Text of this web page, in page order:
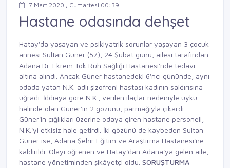
7 Mart 2020 , Cumartesi 00:39
Hastane odasında dehşet
Hatay'da yaşayan ve psikiyatrik sorunlar yaşayan 3 çocuk
annesi Sultan Güner (57), 24 Şubat günü, ailesi tarafından
Adana Dr. Ekrem Tok Ruh Sağlığı Hastanesi'nde tedavi
altına alındı. Ancak Güner hastanedeki 6'ncı gününde, aynı
odada yatan N.K. adlı şizofreni hastası kadının saldırısına
uğradı. İddiaya göre N.K., verilen ilaçlar nedeniyle uyku
halinde olan Güner'in 2 gözünü, parmağıyla çıkardı.
Güner'in çığlıkları üzerine odaya giren hastane personeli,
N.K.'yi etkisiz hale getirdi. İki gözünü de kaybeden Sultan
Güner ise, Adana Şehir Eğitim ve Araştırma Hastanesi'ne
kaldırıldı. Olayı öğrenen ve Hatay'dan Adana'ya gelen aile,
hastane yönetiminden şikâyetçi oldu. SORUŞTURMA